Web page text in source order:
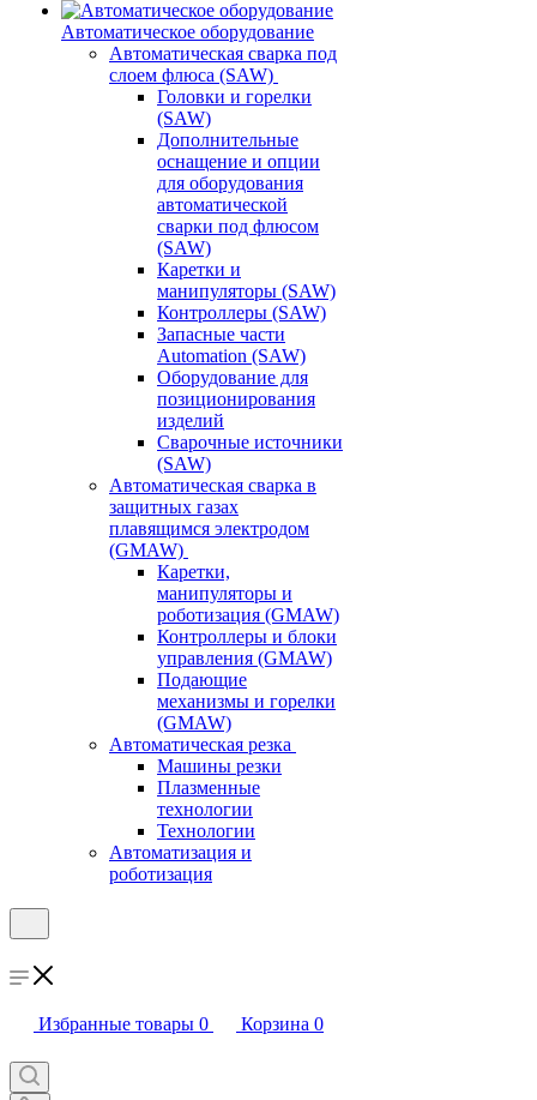
Автоматическое оборудование
Автоматическая сварка под
слоем флюса (SAW)
Головки и горелки
(SAW)
Дополнительные
оснащение и опции
для оборудования
автоматической
сварки под флюсом
(SAW)
Каретки и
манипуляторы (SAW)
Контроллеры (SAW)
Запасные части
Automation (SAW)
Оборудование для
позиционирования
изделий
Сварочные источники
(SAW)
Автоматическая сварка в
защитных газах
плавящимся электродом
(GMAW)
Каретки,
манипуляторы и
роботизация (GMAW)
Контроллеры и блоки
управления (GMAW)
Подающие
механизмы и горелки
(GMAW)
Автоматическая резка
Машины резки
Плазменные
технологии
Технологии
Автоматизация и
роботизация
Избранные товары 0 Корзина 0